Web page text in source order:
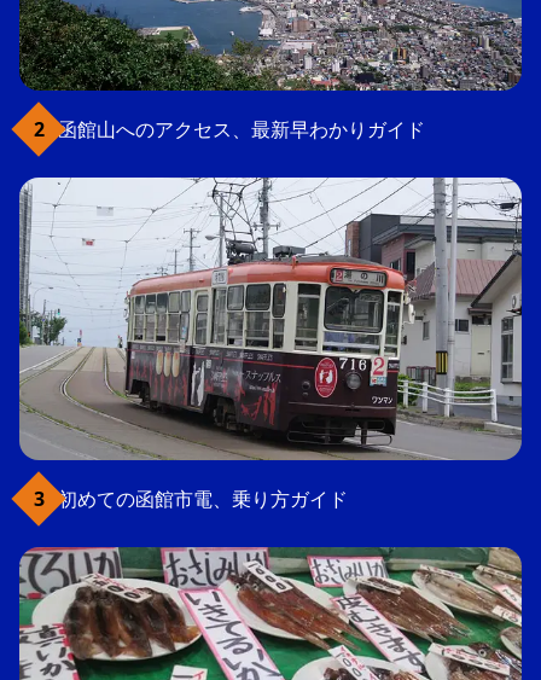
函館山へのアクセス、最新早わかりガイド
初めての函館市電、乗り方ガイド